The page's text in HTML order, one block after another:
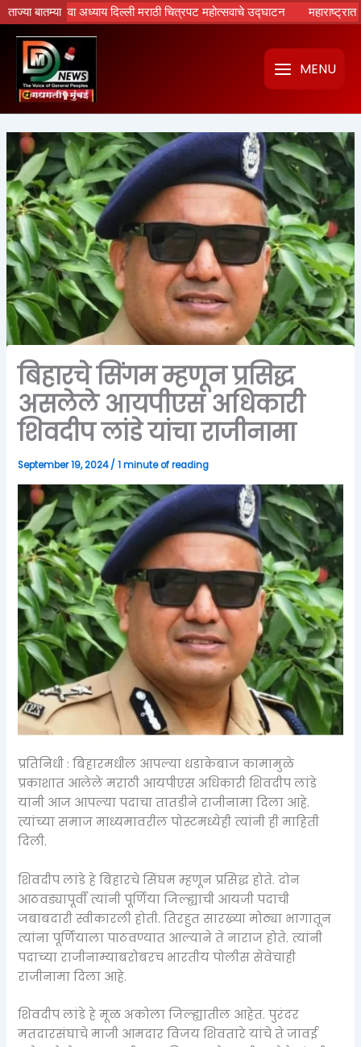
ताज्या बातम्या
नवा अध्याय दिल्ली मराठी चित्रपट महोत्सवाचे उद्घाटन महाराष्ट्रात होणार
Skip
to
content
MENU
बिहारचे सिंगम म्हणून प्रसिद्ध
असलेले आयपीएस अधिकारी
शिवदीप लांडे यांचा राजीनामा
September 19, 2024/1 minute of reading
प्रतिनिधी : बिहारमधील आपल्या धडाकेबाज कामामुळे
प्रकाशात आलेले मराठी आयपीएस अधिकारी शिवदीप लांडे
यांनी आज आपल्या पदाचा तातडीने राजीनामा दिला आहे.
त्यांच्या समाज माध्यमावरील पोस्टमध्येही त्यांनी ही माहिती
दिली.
शिवदीप लांडे हे बिहारचे सिंघम म्हणून प्रसिद्ध होते. दोन
आठवड्यापूर्वी त्यांनी पूर्णिया जिल्ह्याची आयजी पदाची
जबाबदारी स्वीकारली होती. तिरहुत सारख्या मोठ्या भागातून
त्यांना पूर्णियाला पाठवण्यात आल्याने ते नाराज होते. त्यांनी
पदाच्या राजीनाम्याबरोबरच भारतीय पोलीस सेवेचाही
राजीनामा दिला आहे.
शिवदीप लांडे हे मूळ अकोला जिल्ह्यातील आहेत. पुरंदर
मतदारसंघाचे माजी आमदार विजय शिवतारे यांचे ते जावई